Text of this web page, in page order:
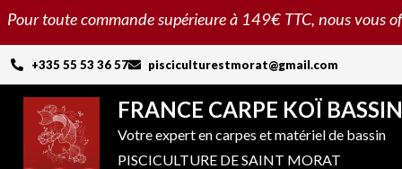
Aller
contenu
Pour toute commande supérieure à 149€ TTC, nous vous
+335 55 53 36 57 pisciculturestmorat@gmail.com
FRANCE CARPE KOÏ BASSIN
Votre expert en carpes et matériel de bassin
PISCICULTURE DE SAINT MORAT